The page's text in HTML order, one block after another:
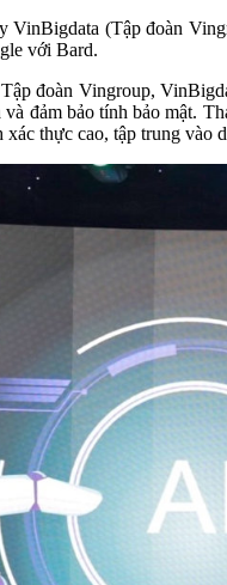
(Tập đoàn
với Bard.
đoàn Vingroup,
đảm bảo tính bảo mật.
xác thực cao, tập trung